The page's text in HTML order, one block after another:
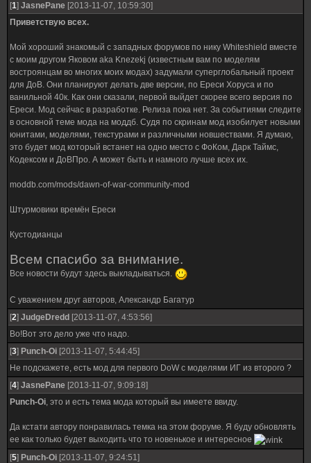
[1] JasnePane [2013-11-07, 10:59:30]
Приветствую всех.
Мой хороший знакомый с западных форумов по нику Whiteshield вместе
с моим другом Яковом aka Knezekj (известным вам по моделям
востроянцам во многих моих модах) задумали суперглобальный проект
для ДоВ. Они планируют делать две версии, по Ереси Хоруса и по
ванильной 40к. Как они сказали, первой выйдет скорее всего версия по
Ереси. Мод сейчас в разработке. Релиза пока нет. За событиями следите
в основной теме мода на моддб. Судя по скринам мод изобилует новыми
юнитами, моделями, текстурами и различными новшествами. Я думаю,
это будет мод который встанет на одно место с ФоКом, Дарк Таймс,
Кодексом и ДоВПро. А может быть и намного лучше всех их.
moddb.com/mods/dawn-of-war-community-mod
Штурмовики времён Ереси
Кустодианцы
Всем спасибо за внимание.
Все новости будут здесь выкладываться.
С уважением друг авторов, Александр Багатур
[2] JudgeDredd [2013-11-07, 4:53:56]
Во!Вот это дело уже что надо.
[3] Punch-Oi [2013-11-07, 5:44:45]
Не подскажете, есть мод для первого DoW с моделями ИГ из второго ?
[4] JasnePane [2013-11-07, 9:09:18]
Punch-Oi, это и есть тема мода который вы имеете ввиду.
Да кстати автору понравилась темка на этом форуме. Я буду обновлять
ее как только будет выходить что то новенькое и интересное
[5] Punch-Oi [2013-11-07, 9:24:51]